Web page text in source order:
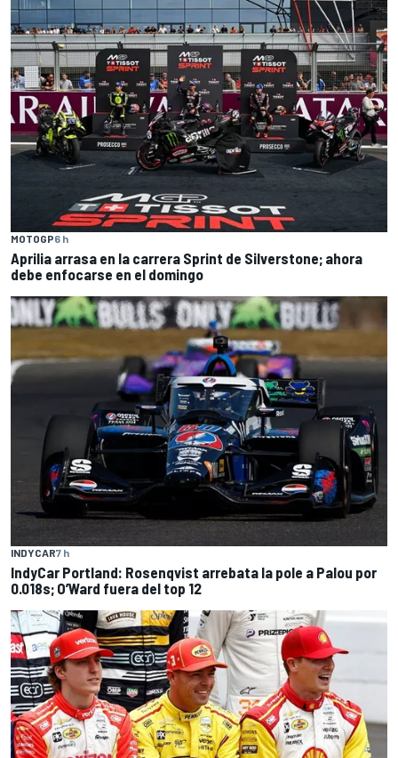
MOTOGP6 h
Aprilia arrasa en la carrera Sprint de Silverstone; ahora
debe enfocarse en el domingo
INDYCAR7 h
IndyCar Portland: Rosenqvist arrebata la pole a Palou por
0.018s; O’Ward fuera del top 12